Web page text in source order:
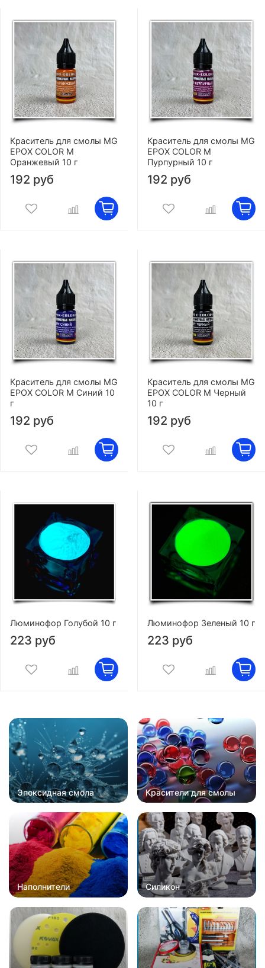
Краситель для смолы MG
EPOX COLOR M
Оранжевый 10 г
192 руб
Краситель для смолы MG
EPOX COLOR M
Пурпурный 10 г
192 руб
Краситель для смолы MG
EPOX COLOR M Синий 10
г
192 руб
Краситель для смолы MG
EPOX COLOR M Черный
10 г
192 руб
Люминофор Голубой 10 г
223 руб
Люминофор Зеленый 10 г
223 руб
Эпоксидная смола Красители для смолы
Наполнители Силикон